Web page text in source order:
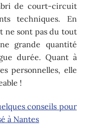
de court-circuit
techniques. En
ne sont pas du tout
grande quantité
durée. Quant à
personnelles, elle
!
conseils pour
à Nantes